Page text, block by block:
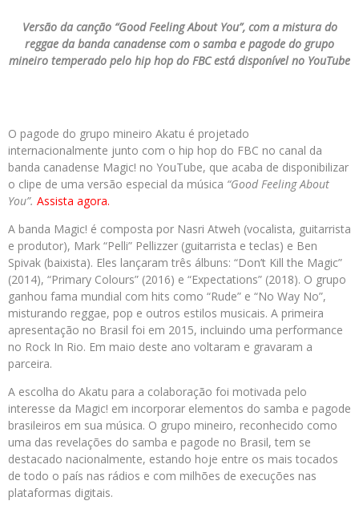
Versão da canção “Good Feeling About You”, com a mistura do
reggae da banda canadense com o samba e pagode do grupo
mineiro temperado pelo hip hop do FBC está disponível no YouTube
O pagode do grupo mineiro Akatu é projetado
internacionalmente junto com o hip hop do FBC no canal da
banda canadense Magic! no YouTube, que acaba de disponibilizar
o clipe de uma versão especial da música “Good Feeling About
You”. Assista agora.
A banda Magic! é composta por Nasri Atweh (vocalista, guitarrista
e produtor), Mark “Pelli” Pellizzer (guitarrista e teclas) e Ben
Spivak (baixista). Eles lançaram três álbuns: “Don’t Kill the Magic”
(2014), “Primary Colours” (2016) e “Expectations” (2018). O grupo
ganhou fama mundial com hits como “Rude” e “No Way No”,
misturando reggae, pop e outros estilos musicais. A primeira
apresentação no Brasil foi em 2015, incluindo uma performance
no Rock In Rio. Em maio deste ano voltaram e gravaram a
parceira.
A escolha do Akatu para a colaboração foi motivada pelo
interesse da Magic! em incorporar elementos do samba e pagode
brasileiros em sua música. O grupo mineiro, reconhecido como
uma das revelações do samba e pagode no Brasil, tem se
destacado nacionalmente, estando hoje entre os mais tocados
de todo o país nas rádios e com milhões de execuções nas
plataformas digitais.